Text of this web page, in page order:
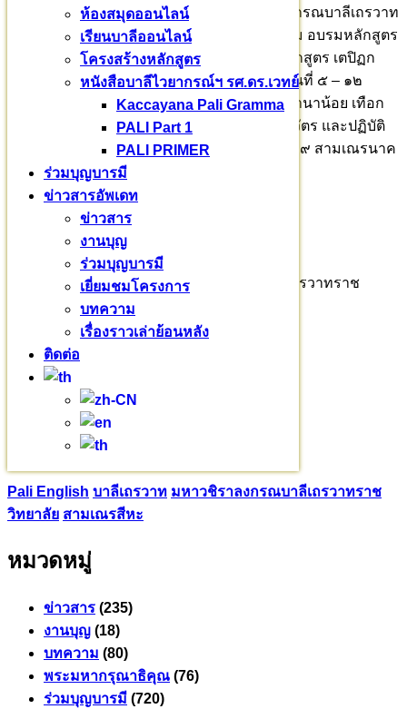
ห้องสมุดออนไลน์
เรียนบาลีออนไลน์
โครงสร้างหลักสูตร
หนังสือบาลีไวยากรณ์ฯ รศ.ดร.เวทย์
Kaccayana Pali Gramma
PALI Part 1
PALI PRIMER
ร่วมบุญบารมี
ข่าวสารอัพเดท
ข่าวสาร
งานบุญ
ร่วมบุญบารมี
เยี่ยมชมโครงการ
บทความ
เรื่องราวเล่าย้อนหลัง
ติดต่อ
ศากยบุตรสามเณรสีหะทุกรูป จากมหาวชิราลงกรณบาลีเถรวาท
ราชวิทยาลัย อำเภอกำแพงแสน จังหวัดนครปฐม อบรมหลักสูตร
“อารักขกัมมัฏฐาน” เตรียมความพร้อมเข้าสู่หลักสูตร เตปิฏก
บาลีศากยสีหะ” เป็นเวลา ๗ วัน ๗ คืน ระหว่างวันที่ ๕ – ๑๒
พฤษภาคม ๒๕๖๖ ณ ภูถ้ำพระ ภูผาผึ้ง และป่าช้านาน้อย เทือก
เขาภูพาน กาฬสินธุ์ ฝึกอบรมการสมทานธุดงควัตร และปฏิบัติ
พระกัมมัฏฐาน โดย พระมหาสุภา ชิโนรโส ป.ธ.๙ สามเณรนาค
หลวงปี ๒๕๓๕
ติดต่อสอบถาม
พระธรรมวชิราจารย์ รศ.ดร.
รักษาการผู้อำนวยการ มหาวชิราลงกรณบาลีเถรวาทราช
๐๙๒ – ๖๙๔ – ๘๘๘๓
รศ.ดร. เวทย์ บรรณกรกุล
ผู้รับผิดชอบโครงการ
๐๘๑ – ๙๔๓ – ๒๖๖๕
Pali English บาลีเถรวาท มหาวชิราลงกรณ​บาลี​เถรวาท​ราช​
วิทยาลัย​ สามเณรสีหะ
หมวดหมู่
ข่าวสาร (235)
งานบุญ (18)
บทความ (80)
พระมหากรุณาธิคุณ (76)
ร่วมบุญบารมี (720)